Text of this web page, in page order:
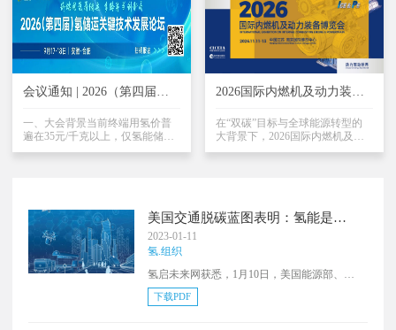
营模式不断创新、运营规模持续
扩大、车电网融合发展、以旧换
新、补能网络加速建设等加速推
动重卡新能源化。聚焦场景化运
营，推动新能源重卡规模化应用
已是大势所趋。在政策与市场的
双重驱动下，2026年，云南新能
础设施完善、盈利模式重构的关
键阶段...
会·云南站”将于2026年7月31日在
昆明盛大开幕。在“零碳运输走廊
建设”与“十五五”绿色低碳转型规
划的引领下，国内公路重卡电动
化已进入全面替换周期。纵观全
国区域市场，云南年公路货运量
达15亿吨，公路货运占比95%，
新能源重卡应用标杆。云南...
会议通知 | 2026（第四届）
月17-18日，合肥）
一、大会背景当前终端用氢价普
遍在35元/千克以上，仅氢能储运
成本就占据终端用氢成本的
局。高压气态储氢领域，首座
70MPa加氢站正式落成，70MPa
IV型储氢瓶已实现批量生产与国
产化，首个百万方盐穴储氢示范
工程正式投运...低温液氢储运领
域，液氢上路技术规范正式实
施，氢液化能力突破5-10 t/d难
2026国际内燃机及动力装备
会议活动体系逐步落地
在“双碳”目标与全球能源转型的
大背景下，2026国际内燃机及动
力装备博览会（第二十五届中国
世界”为主题，聚焦低碳、零碳、
家行业重点企业确认参展，如潍
柴、玉柴、解放动力、全柴、云
美国交通脱碳蓝图表明：氢能是美
国交通去碳化的关键
2023-01-11
氢.组织
氢启未来网获悉，1月10日，美国能源部、交
通部、住房和城市发展部以及环境保护局四
部门发布了《美国国家交通脱碳蓝图》。根
下载PDF